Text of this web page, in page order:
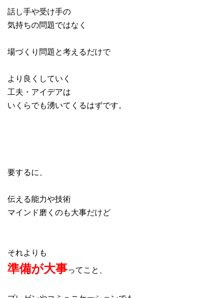
話し手や受け手の
気持ちの問題ではなく
場づくり問題と考えるだけで
より良くしていく
工夫・アイデアは
いくらでも湧いてくるはずです。
要するに、
伝える能力や技術
マインド磨くのも大事だけど
それよりも
準備が大事ってこと、